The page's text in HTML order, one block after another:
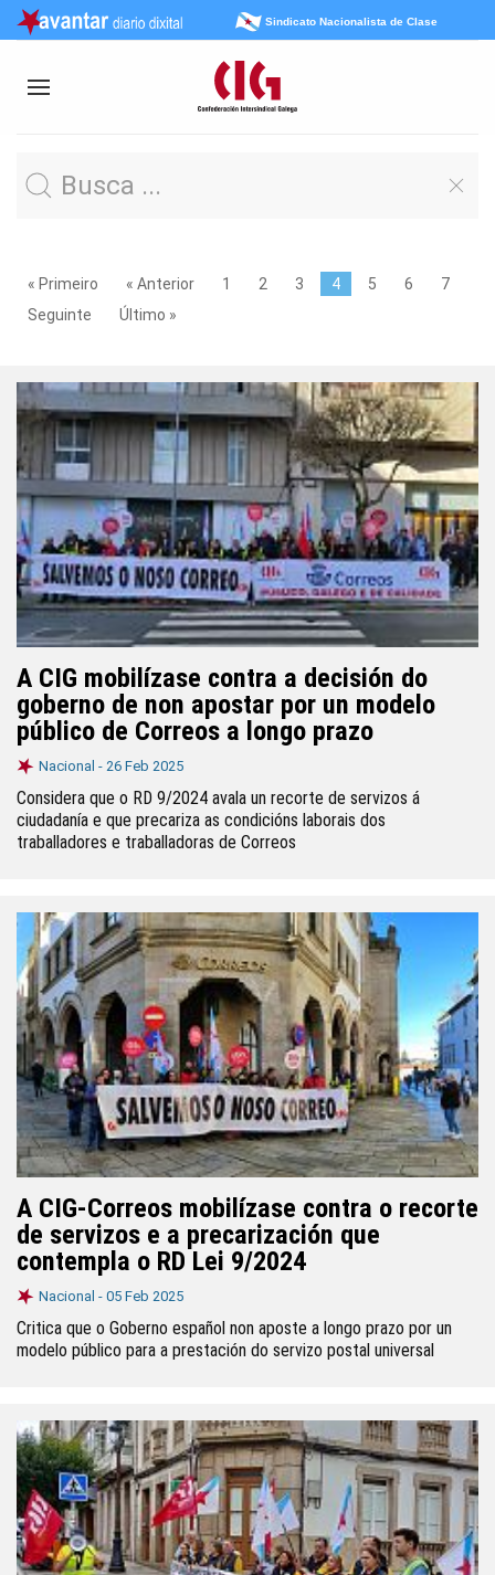
Sindicato Nacionalista de Clase
« Primeiro « Anterior 1 2 3 4 5 6
7
Seguinte
Último »
A CIG mobilízase contra a decisión do
goberno de non apostar por un modelo
público de Correos a longo prazo
Nacional - 26 Feb 2025
Considera que o RD 9/2024 avala un recorte de servizos á
ciudadanía e que precariza as condicións laborais dos
traballadores e traballadoras de Correos
A CIG-Correos mobilízase contra o recorte
de servizos e a precarización que
contempla o RD Lei 9/2024
Nacional - 05 Feb 2025
Critica que o Goberno español non aposte a longo prazo por un
modelo público para a prestación do servizo postal universal